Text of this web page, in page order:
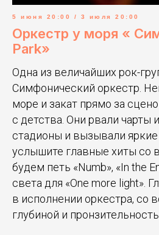
5 июня 20:00 / 3 июля 20:00
Оркестр у моря «
Park»
Одна из величайших рок-
Симфонический оркестр.
море и закат прямо за
с детства. Они рвали чарты
стадионы и вызывали
услышите главные хиты со
будем петь «Numb», «In the
света для «One more light».
в исполнении оркестра, со
глубиной и